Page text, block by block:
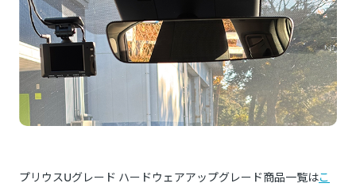
プリウスUグレード ハードウェアアップグレード商品一覧はこ